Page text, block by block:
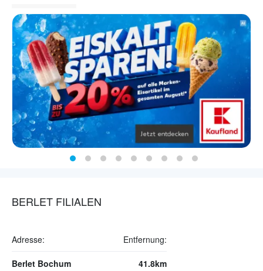
BERLET FILIALEN
Adresse: Entfernung:
Berlet Bochum 41.8km